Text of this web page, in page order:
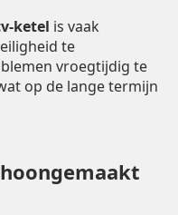
ketel is vaak
te
vroegtijdig te
op de lange termijn